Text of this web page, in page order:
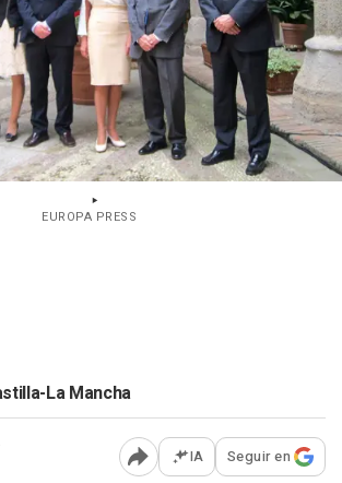
EUROPA PRESS
La Mancha
Abrir opciones para
IA Seguir en